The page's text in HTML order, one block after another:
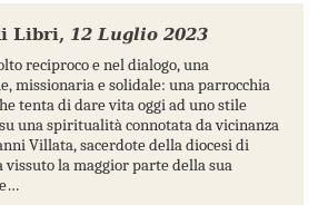
Libri, 12 Luglio 2023
reciproco e nel dialogo, una
missionaria e solidale: una parrocchia
tenta di dare vita oggi ad uno stile
una spiritualità connotata da vicinanza
Villata, sacerdote della diocesi di
vissuto la maggior parte della sua